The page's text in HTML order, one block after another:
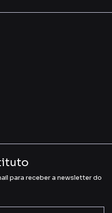
para receber a newsletter do